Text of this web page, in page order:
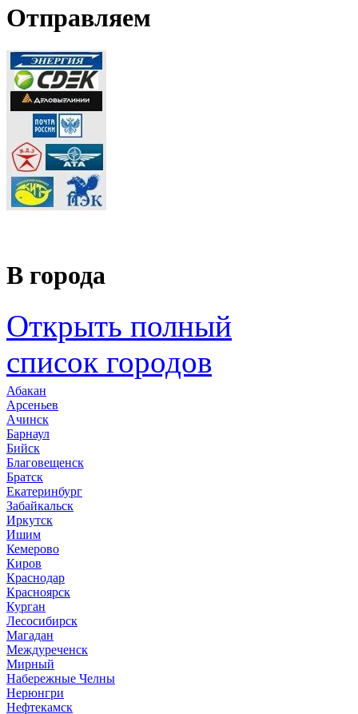
Отправляем
В города
Открыть полный
список городов
Абакан
Арсеньев
Ачинск
Барнаул
Бийск
Благовещенск
Братск
Екатеринбург
Забайкальск
Иркутск
Ишим
Кемерово
Киров
Краснодар
Красноярск
Курган
Лесосибирск
Магадан
Междуреченск
Мирный
Набережные Челны
Нерюнгри
Нефтекамск